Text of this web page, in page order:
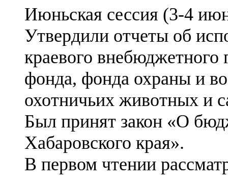
Июньская сессия (3-4
Утвердили отчеты об
краевого внебюджетного
фонда, фонда охраны и
охотничьих животных и
Был принят закон «О
Хабаровского края».
В первом чтении